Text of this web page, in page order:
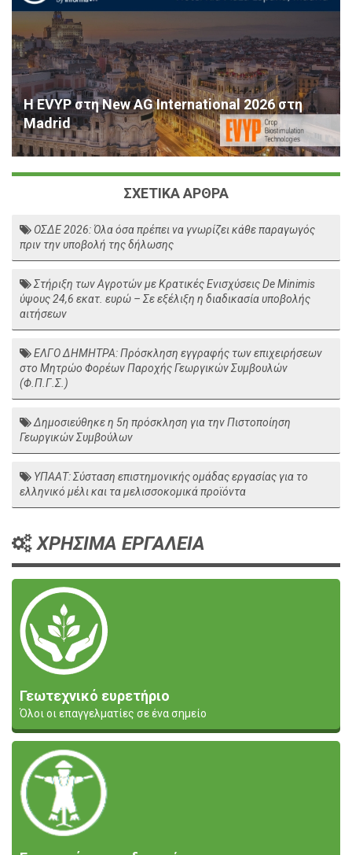
Η EVYP στη New AG International 2026 στη
Madrid
ΣΧΕΤΙΚΑ ΑΡΘΡΑ
ΟΣΔΕ 2026: Όλα όσα πρέπει να γνωρίζει κάθε παραγωγός
πριν την υποβολή της δήλωσης
Στήριξη των Αγροτών με Κρατικές Ενισχύσεις De Minimis
ύψους 24,6 εκατ. ευρώ – Σε εξέλιξη η διαδικασία υποβολής
αιτήσεων
ΕΛΓΟ ΔΗΜΗΤΡΑ: Πρόσκληση εγγραφής των επιχειρήσεων
στο Μητρώο Φορέων Παροχής Γεωργικών Συμβουλών
(Φ.Π.Γ.Σ.)
Δημοσιεύθηκε η 5η πρόσκληση για την Πιστοποίηση
Γεωργικών Συμβούλων
ΥΠΑΑΤ: Σύσταση επιστημονικής ομάδας εργασίας για το
ελληνικό μέλι και τα μελισσοκομικά προϊόντα
ΧΡΗΣΙΜΑ ΕΡΓΑΛΕΙΑ
Γεωτεχνικό ευρετήριο
Όλοι οι επαγγελματίες σε ένα σημείο